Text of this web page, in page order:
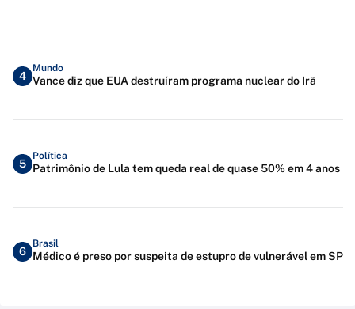
4
Mundo
Vance diz que EUA destruíram programa nuclear do Irã
5
Política
Patrimônio de Lula tem queda real de quase 50% em 4 anos
6
Brasil
Médico é preso por suspeita de estupro de vulnerável em SP